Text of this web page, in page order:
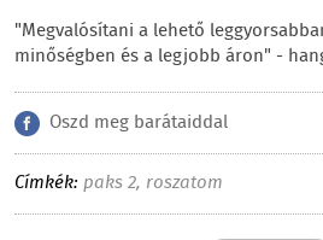
"Megvalósítani a lehető
minőségben és a legjobb áron" -
Oszd meg barátaiddal
Címkék: paks 2, roszatom